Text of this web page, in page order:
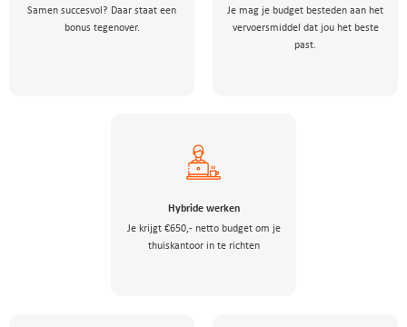
Samen succesvol? Daar staat een
bonus tegenover.
Je mag je budget besteden aan het
vervoersmiddel dat jou het beste
past.
Hybride werken
Je krijgt €650,- netto budget om je
thuiskantoor in te richten